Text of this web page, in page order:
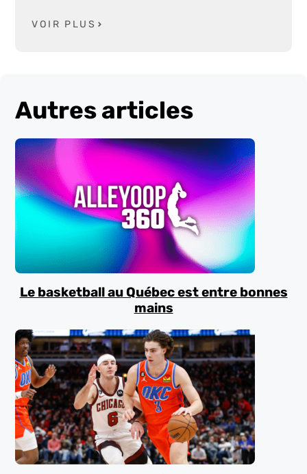
VOIR PLUS
Autres articles
Le basketball au Québec est entre bonnes
mains